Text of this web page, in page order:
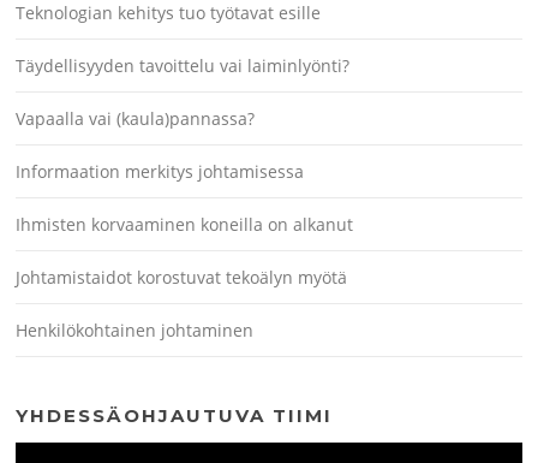
Teknologian kehitys tuo työtavat esille
Täydellisyyden tavoittelu vai laiminlyönti?
Vapaalla vai (kaula)pannassa?
Informaation merkitys johtamisessa
Ihmisten korvaaminen koneilla on alkanut
Johtamistaidot korostuvat tekoälyn myötä
Henkilökohtainen johtaminen
YHDESSÄOHJAUTUVA TIIMI